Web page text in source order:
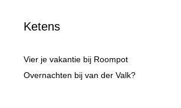
Ketens
Vier je vakantie bij Roompot
Overnachten bij van der Valk?